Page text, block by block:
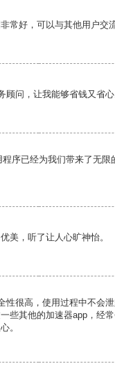
常好，可以与其他用户交
顾问，让我能够省钱又省心
序已经为我们带来了无限
美，听了让人心旷神怡。
性很高，使用过程中不会
些其他的加速器app，经
。